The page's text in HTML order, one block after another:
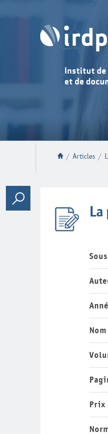
/ Articles /
Prix